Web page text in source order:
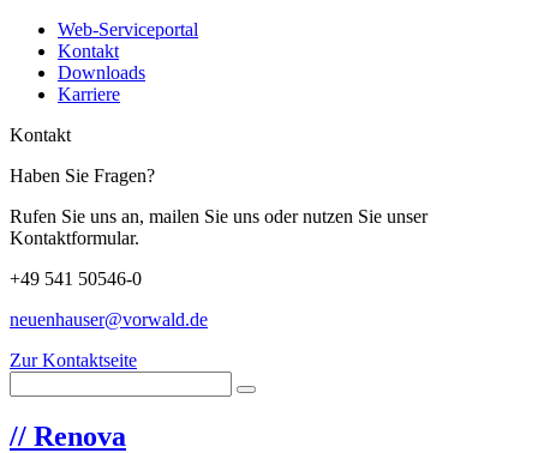
Web-Serviceportal
Kontakt
Downloads
Karriere
Kontakt
Haben Sie Fragen?
Rufen Sie uns an, mailen Sie uns oder nutzen Sie unser
Kontaktformular.
+49 541 50546-0
neuenhauser@vorwald.de
Zur Kontaktseite
// Renova